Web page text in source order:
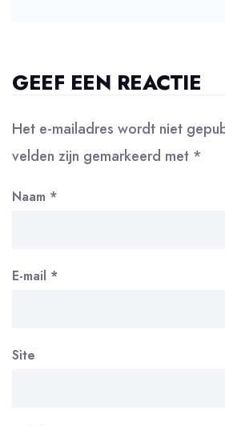
GEEF EEN REACTIE
Het e-mailadres wordt niet
velden zijn gemarkeerd met *
Naam *
E-mail *
Site